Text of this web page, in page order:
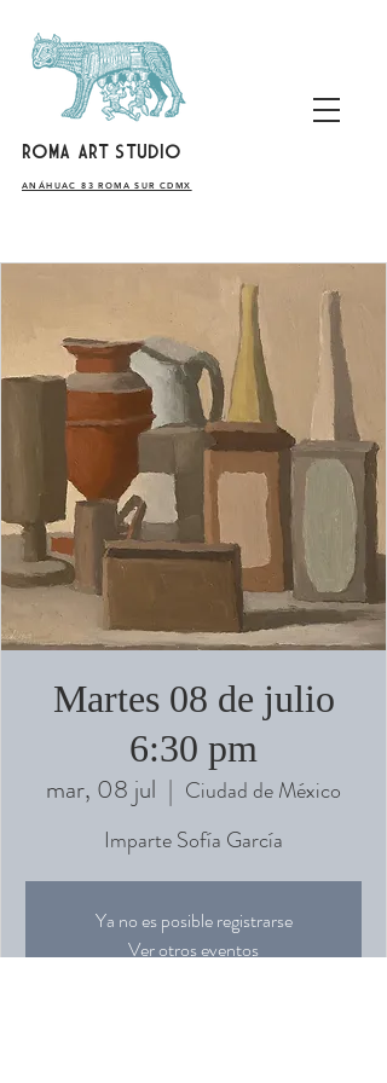
ROMA ART STUDIO
​ANÁHUAC 83 ROMA SUR CDMX
Martes 08 de julio
6:30 pm
mar, 08 jul
  |
Ciudad de México
Imparte Sofía García
Ya no es posible registrarse
Ver otros eventos